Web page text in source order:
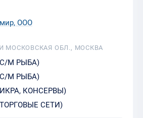
ООО
МОСКОВСКАЯ ОБЛ., МОСКВА
М РЫБА)
М РЫБА)
КОНСЕРВЫ)
СЕТИ)